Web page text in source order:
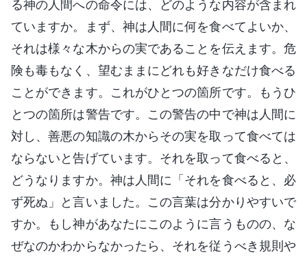
る神の人間への命令には、どのような内容が含まれ
ていますか。まず、神は人間に何を食べてよいか、
それは様々な木からの実であることを伝えます。危
険も毒もなく、望むままにどれも好きなだけ食べる
ことができます。これがひとつの箇所です。もうひ
とつの箇所は警告です。この警告の中で神は人間に
対し、善悪の知識の木からその実を取って食べては
ならないと告げています。それを取って食べると、
どうなりますか。神は人間に「それを食べると、必
ず死ぬ」と言いました。この言葉は分かりやすいで
すか。もし神があなたにこのように言うものの、な
ぜなのかわからなかったら、それを従うべき規則や